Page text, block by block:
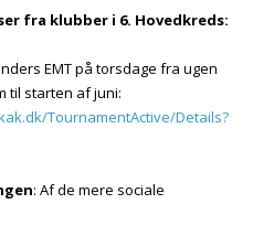
fra klubber i 6. Hovedkreds:
EMT på torsdage fra ugen
til starten af juni:
TournamentActive/Details?
: Af de mere sociale